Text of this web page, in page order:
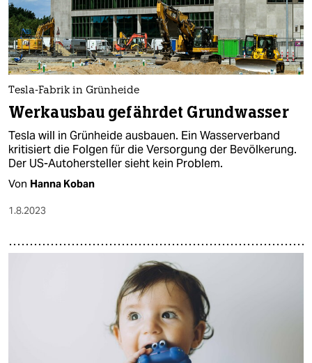
Tesla-Fabrik in Grünheide
Werkausbau gefährdet Grundwasser
Tesla will in Grünheide ausbauen. Ein Wasserverband
kritisiert die Folgen für die Versorgung der Bevölkerung.
Der US-Autohersteller sieht kein Problem.
Von Hanna Koban
1.8.2023